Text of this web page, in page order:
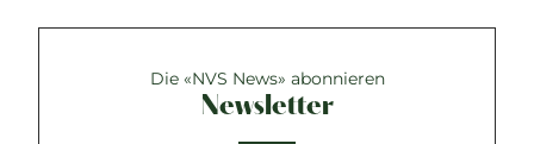
Die «NVS News» abonnieren
Newsletter